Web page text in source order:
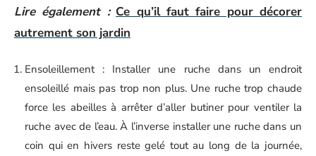
Lire également : Ce qu’il faut faire pour décorer
autrement son jardin
Ensoleillement : Installer une ruche dans un endroit
ensoleillé mais pas trop non plus. Une ruche trop chaude
force les abeilles à arrêter d’aller butiner pour ventiler la
ruche avec de l’eau. À l’inverse installer une ruche dans un
coin qui en hivers reste gelé tout au long de la journée,